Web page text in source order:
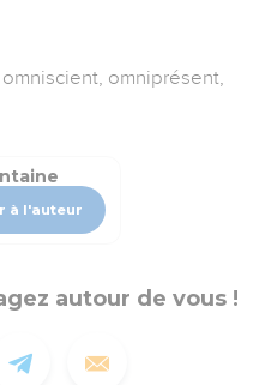
omniscient, omniprésent,
à l'auteur
autour de vous !